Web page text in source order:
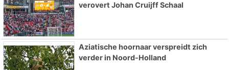
verovert Johan Cruijff Schaal
Aziatische hoornaar verspreidt zich
verder in Noord-Holland